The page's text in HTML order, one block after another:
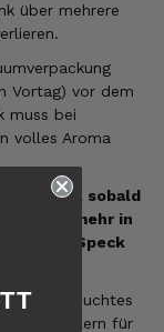
über mehrere
Vortag) vor dem
muss bei
volles Aroma
sobald
nicht mehr in
der Speck
in ein feuchtes
tiefen Tellern für